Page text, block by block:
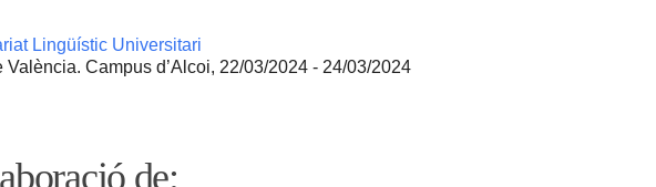
Lingüístic Universitari
Campus d’Alcoi, 22/03/2024 - 24/03/2024
de: